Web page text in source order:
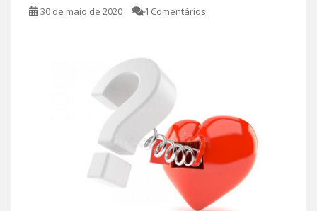
30 de maio de 2020 4 Comentários